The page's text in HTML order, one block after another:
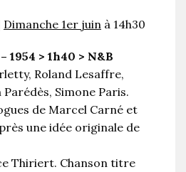
Dimanche 1er juin à 14h30
1954 > 1h40 > N&B
Roland Lesaffre,
Simone Paris.
de Marcel Carné et
une idée originale de
Thiriert. Chanson titre